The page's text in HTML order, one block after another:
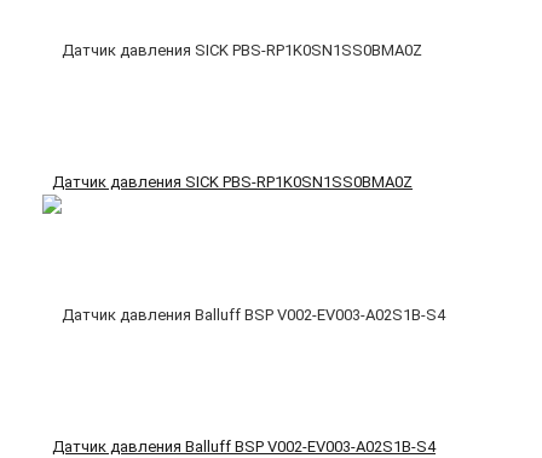
Датчик давления SICK PBS-RP1K0SN1SS0BMA0Z
Датчик давления Balluff BSP V002-EV003-A02S1B-S4